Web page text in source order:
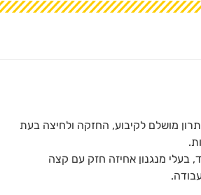
מושלם לקיבוע, החזקה ולחיצה בעת
בעלי מנגנון אחיזה חזק עם קצה